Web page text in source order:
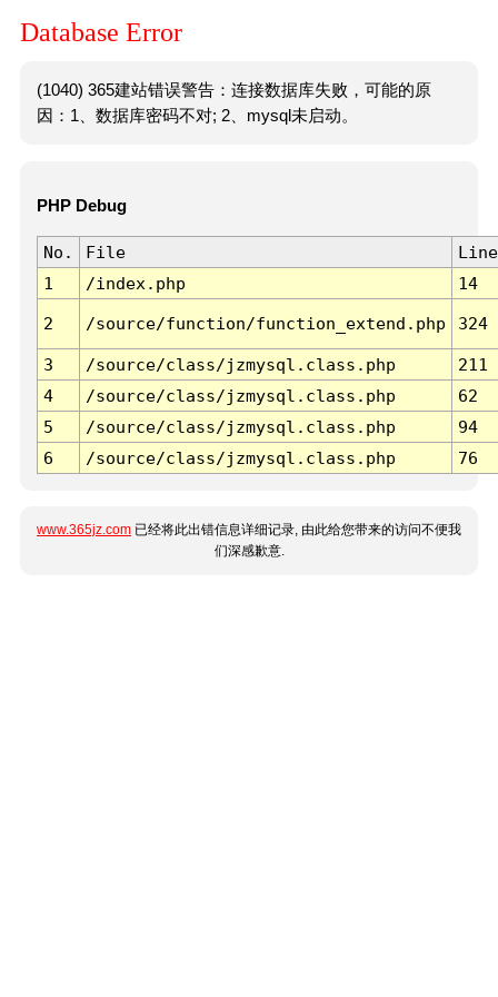
Database Error
(1040) 365建站错误警告：连接数据库失败，可能的原
因：1、数据库密码不对; 2、mysql未启动。
PHP Debug
No. File
Line
1
/index.php 14
2 /source/function/function_extend.php 324
3 /source/class/jzmysql.class.php
211
4
/source/class/jzmysql.class.php
62
5
/source/class/jzmysql.class.php
94
6
/source/class/jzmysql.class.php 76
www.365jz.com 已经将此出错信息详细记录, 由此给您带来的访问不便我
们深感歉意.